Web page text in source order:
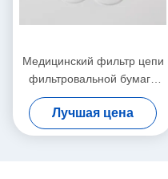
Медицинский фильтр цепи
фильтровальной бумаги
HMEF HME дыша
гофрировал
фильтровальную бумагу
Лучшая цена